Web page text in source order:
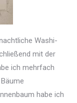
Washi-
mit der
ich mehrfach
habe ich